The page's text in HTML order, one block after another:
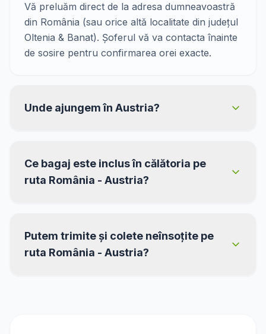
Vă preluăm direct de la adresa dumneavoastră
din România (sau orice altă localitate din județul
Oltenia & Banat). Șoferul vă va contacta înainte
de sosire pentru confirmarea orei exacte.
Unde ajungem în Austria?
Ce bagaj este inclus în călătoria pe
ruta România - Austria?
Putem trimite și colete neînsoțite pe
ruta România - Austria?